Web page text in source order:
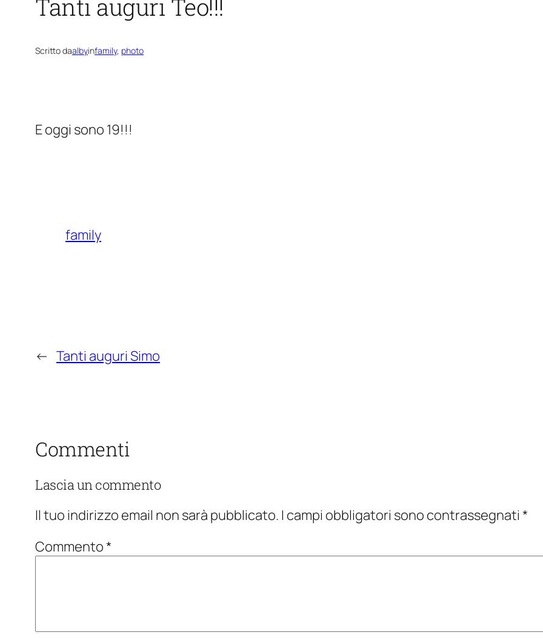
Tanti auguri Teo!!!
Scritto daalbyinfamily, photo
E oggi sono 19!!!
family
← Tanti auguri Simo
Commenti
Lascia un commento
Il tuo indirizzo email non sarà pubblicato. I campi obbligatori sono contrassegnati *
Commento*